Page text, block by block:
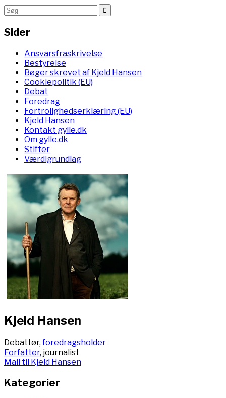
Sider
Ansvarsfraskrivelse
Bestyrelse
Bøger skrevet af Kjeld Hansen
Cookiepolitik (EU)
Debat
Foredrag
Fortrolighedserklæring (EU)
Kjeld Hansen
Kontakt gylle.dk
Om gylle.dk
Stifter
Værdigrundlag
Kjeld Hansen
Debattør,foredragsholder
Forfatter, journalist
Mail til Kjeld Hansen
Kategorier